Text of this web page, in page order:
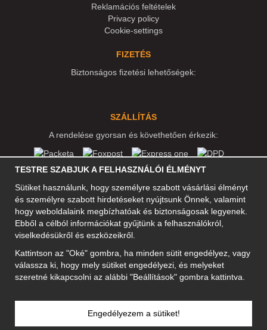
Reklamációs feltételek
Privacy policy
Cookie-settings
FIZETÉS
Biztonságos fizetési lehetőségek:
SZÁLLÍTÁS
A rendelése gyorsan és követhetően érkezik:
KÖZÖSSÉGI MÉDIA
Motley Denim Europe OÜ
Narva mnt 5, EE-10117 Tallinn
NB! Ne küldjön visszárut erre a címre!
TESTRE SZABJUK A FELHASZNÁLÓI ÉLMÉNYT
Sütiket használunk, hogy személyre szabott vásárlási élményt
és személyre szabott hirdetéseket nyújtsunk Önnek, valamint
hogy weboldalaink megbízhatóak és biztonságosak legyenek.
Ebből a célból információkat gyűjtünk a felhasználókról,
viselkedésükről és eszközeikről.
Kattintson az "Oké" gombra, ha minden sütit engedélyez, vagy
válassza ki, hogy mely sütiket engedélyezi, és melyeket
szeretné kikapcsolni az alábbi "Beállítások" gombra kattintva.
Engedélyezem a sütiket!